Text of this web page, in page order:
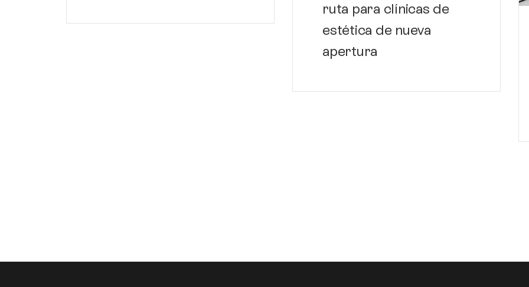
ruta para clínicas de
estética de nueva
apertura